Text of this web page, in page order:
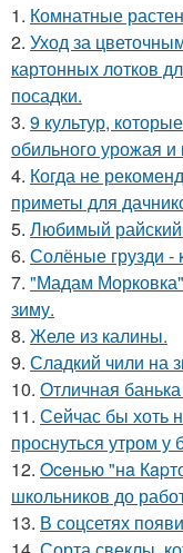
1. Комнатные
2. Уход за
картонных лотков
посадки.
3. 9 культур,
обильного урожая и
4. Когда не
приметы для
5. Любимый райский
6. Солёные грузди -
7. "Мадам Морковка"
зиму.
8. Желе из калины.
9. Сладкий чили на
10. Отличная
11. Сейчас бы хоть
проснуться утром
12. Oceнью "нa
школьников до
13. В соцсетях